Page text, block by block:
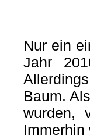
Nur ein
Jahr
Baum.
wurden,